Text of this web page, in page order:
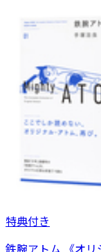
特典付き